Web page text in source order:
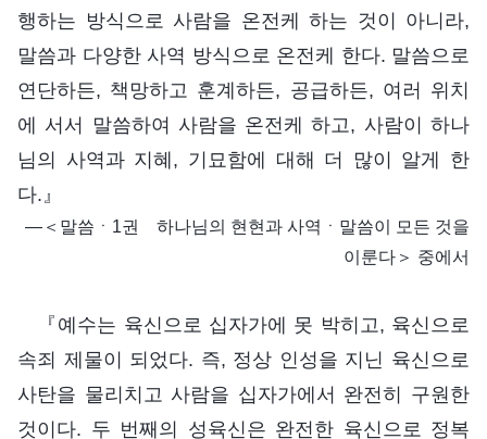
행하는 방식으로 사람을 온전케 하는 것이 아니라,
말씀과 다양한 사역 방식으로 온전케 한다. 말씀으로
연단하든, 책망하고 훈계하든, 공급하든, 여러 위치
에 서서 말씀하여 사람을 온전케 하고, 사람이 하나
님의 사역과 지혜, 기묘함에 대해 더 많이 알게 한
다.』
―＜말씀ㆍ1권 하나님의 현현과 사역ㆍ말씀이 모든 것을
이룬다＞ 중에서
『예수는 육신으로 십자가에 못 박히고, 육신으로
속죄 제물이 되었다. 즉, 정상 인성을 지닌 육신으로
사탄을 물리치고 사람을 십자가에서 완전히 구원한
것이다. 두 번째의 성육신은 완전한 육신으로 정복